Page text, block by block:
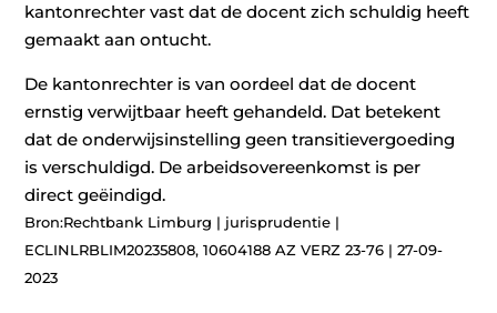
kantonrechter vast dat de docent zich schuldig heeft
gemaakt aan ontucht.
De kantonrechter is van oordeel dat de docent
ernstig verwijtbaar heeft gehandeld. Dat betekent
dat de onderwijsinstelling geen transitievergoeding
is verschuldigd. De arbeidsovereenkomst is per
direct geëindigd.
Bron:Rechtbank Limburg | jurisprudentie |
ECLINLRBLIM20235808, 10604188 AZ VERZ 23-76 | 27-09-
2023